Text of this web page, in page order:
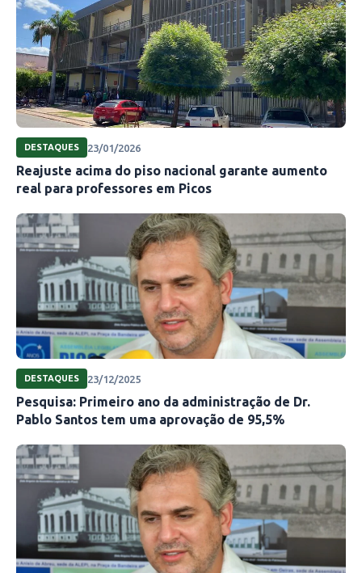
DESTAQUES 23/01/2026
Reajuste acima do piso nacional garante aumento
real para professores em Picos
DESTAQUES 23/12/2025
Pesquisa: Primeiro ano da administração de Dr.
Pablo Santos tem uma aprovação de 95,5%